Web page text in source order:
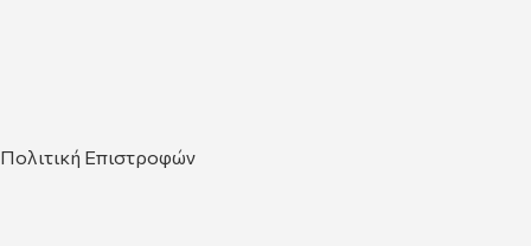
Πολιτική Επιστροφών